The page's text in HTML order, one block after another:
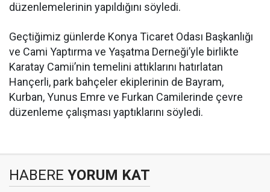
düzenlemelerinin yapıldığını söyledi.
Geçtiğimiz günlerde Konya Ticaret Odası Başkanlığı
ve Cami Yaptırma ve Yaşatma Derneği’yle birlikte
Karatay Camii’nin temelini attıklarını hatırlatan
Hançerli, park bahçeler ekiplerinin de Bayram,
Kurban, Yunus Emre ve Furkan Camilerinde çevre
düzenleme çalışması yaptıklarını söyledi.
HABERE YORUM KAT